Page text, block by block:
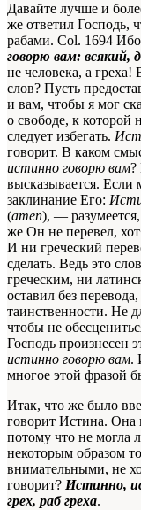
Давайте лучше и
же ответил Господь,
рабами. Col. 1694 Ибо
говорю вам: всякий,
не человека, а греха!
слов? Пусть
и вам, чтобы я мог
о свободе, к которой
следует избегать.
говорит. В каком
истинно говорю вам?
высказывается. Если
заклинание Его:
(amen), —
же Он не перевел,
И ни греческий
сделать. Ведь это
греческим, ни
оставил без
таинственности. Не
чтобы не
Господь произнесен
истинно говорю вам.
многое этой фразой
Итак, что же было
говорит Истина. Она
потому что не могла
некоторым образом
внимательными, не
говорит? Истинно,
грех, раб греха.